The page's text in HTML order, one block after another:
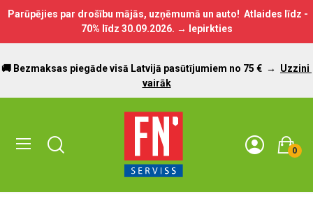
Parūpējies par drošību mājās, uzņēmumā un auto! Atlaides līdz -
70% līdz 30.09.2026. → Iepirkties
🚚 Bezmaksas piegāde visā Latvijā pasūtījumiem no 75 € → Uzzini
vairāk
0